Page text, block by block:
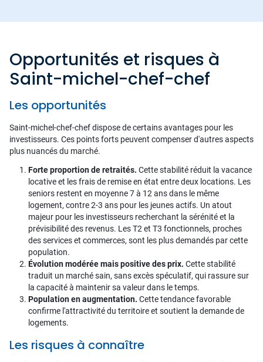
Opportunités et risques à
Saint-michel-chef-chef
Les opportunités
Saint-michel-chef-chef dispose de certains avantages pour les
investisseurs. Ces points forts peuvent compenser d'autres aspects
plus nuancés du marché.
Forte proportion de retraités. Cette stabilité réduit la vacance
locative et les frais de remise en état entre deux locations. Les
seniors restent en moyenne 7 à 12 ans dans le même
logement, contre 2-3 ans pour les jeunes actifs. Un atout
majeur pour les investisseurs recherchant la sérénité et la
prévisibilité des revenus. Les T2 et T3 fonctionnels, proches
des services et commerces, sont les plus demandés par cette
population.
Évolution modérée mais positive des prix. Cette stabilité
traduit un marché sain, sans excès spéculatif, qui rassure sur
la capacité à maintenir sa valeur dans le temps.
Population en augmentation. Cette tendance favorable
confirme l'attractivité du territoire et soutient la demande de
logements.
Les risques à connaître